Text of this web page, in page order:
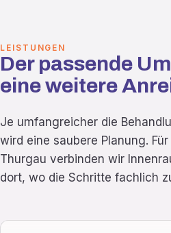
LEISTUNGEN
Der passende
eine weitere
Je umfangreicher die
wird eine saubere Planung.
Thurgau verbinden wir
dort, wo die Schritte fachlich